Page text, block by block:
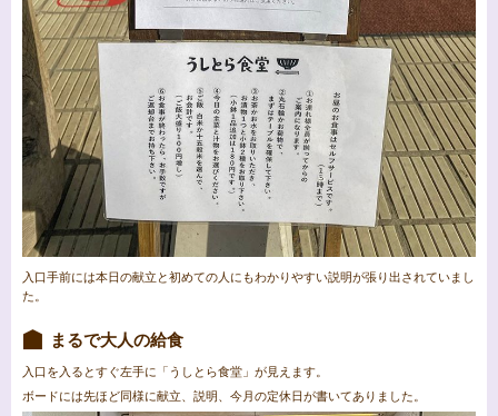
入口手前には本日の献立と初めての人にもわかりやすい説明が張り出されていまし
た。
まるで大人の給食
入口を入るとすぐ左手に「うしとら食堂」が見えます。
ボードには先ほど同様に献立、説明、今月の定休日が書いてありました。